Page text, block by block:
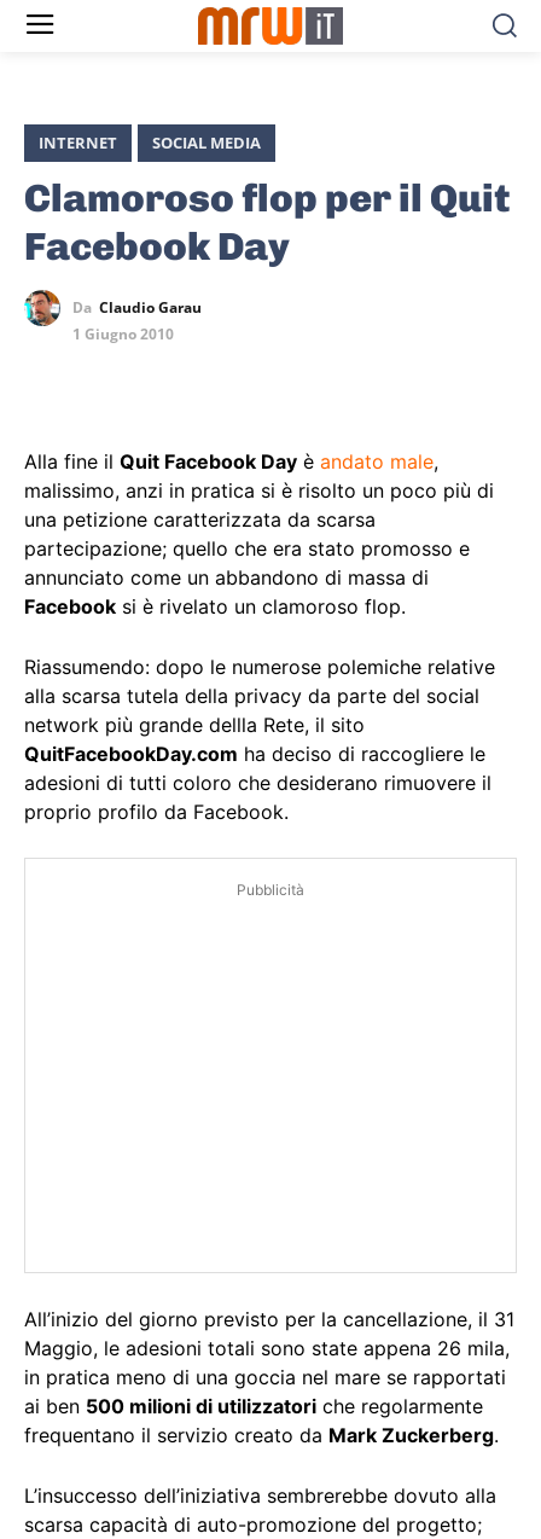
INTERNET SOCIAL MEDIA
Clamoroso flop per il Quit
Facebook Day
Da Claudio Garau
1 Giugno 2010
Alla fine il Quit Facebook Day è andato male,
malissimo, anzi in pratica si è risolto un poco più di
una petizione caratterizzata da scarsa
partecipazione; quello che era stato promosso e
annunciato come un abbandono di massa di
Facebook si è rivelato un clamoroso flop.
Riassumendo: dopo le numerose polemiche relative
alla scarsa tutela della privacy da parte del social
network più grande dellla Rete, il sito
QuitFacebookDay.com ha deciso di raccogliere le
adesioni di tutti coloro che desiderano rimuovere il
proprio profilo da Facebook.
Pubblicità
All’inizio del giorno previsto per la cancellazione, il 31
Maggio, le adesioni totali sono state appena 26 mila,
in pratica meno di una goccia nel mare se rapportati
ai ben 500 milioni di utilizzatori che regolarmente
frequentano il servizio creato da Mark Zuckerberg.
L’insuccesso dell’iniziativa sembrerebbe dovuto alla
scarsa capacità di auto-promozione del progetto;